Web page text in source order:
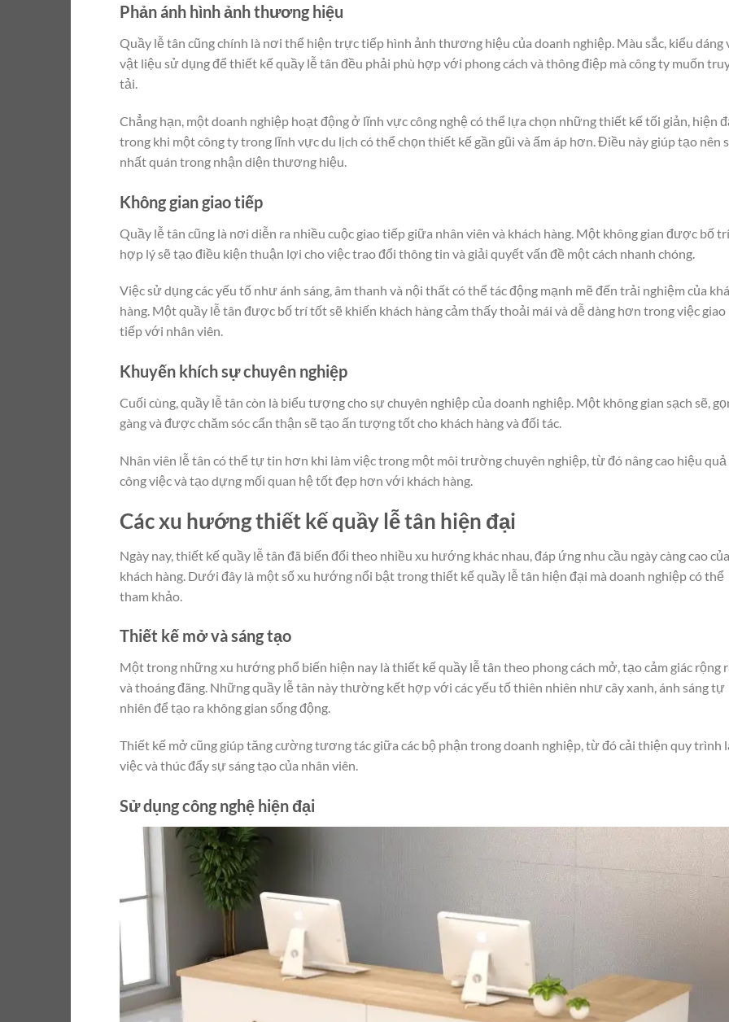
Phản ánh hình ảnh thương hiệu
Quầy lễ tân cũng chính là nơi thể hiện trực tiếp hình ảnh thương hiệu của doanh nghiệp. Màu sắc, kiểu dáng
vật liệu sử dụng để thiết kế quầy lễ tân đều phải phù hợp với phong cách và thông điệp mà công ty muốn
tải.
Chẳng hạn, một doanh nghiệp hoạt động ở lĩnh vực công nghệ có thể lựa chọn những thiết kế tối giản, hiện
trong khi một công ty trong lĩnh vực du lịch có thể chọn thiết kế gần gũi và ấm áp hơn. Điều này giúp tạo nên
nhất quán trong nhận diện thương hiệu.
Không gian giao tiếp
Quầy lễ tân cũng là nơi diễn ra nhiều cuộc giao tiếp giữa nhân viên và khách hàng. Một không gian được bố trí
hợp lý sẽ tạo điều kiện thuận lợi cho việc trao đổi thông tin và giải quyết vấn đề một cách nhanh chóng.
Việc sử dụng các yếu tố như ánh sáng, âm thanh và nội thất có thể tác động mạnh mẽ đến trải nghiệm của
hàng. Một quầy lễ tân được bố trí tốt sẽ khiến khách hàng cảm thấy thoải mái và dễ dàng hơn trong việc giao
tiếp với nhân viên.
Khuyến khích sự chuyên nghiệp
Cuối cùng, quầy lễ tân còn là biểu tượng cho sự chuyên nghiệp của doanh nghiệp. Một không gian sạch sẽ,
gàng và được chăm sóc cẩn thận sẽ tạo ấn tượng tốt cho khách hàng và đối tác.
Nhân viên lễ tân có thể tự tin hơn khi làm việc trong một môi trường chuyên nghiệp, từ đó nâng cao hiệu quả
công việc và tạo dựng mối quan hệ tốt đẹp hơn với khách hàng.
Các xu hướng thiết kế quầy lễ tân hiện đại
Ngày nay, thiết kế quầy lễ tân đã biến đổi theo nhiều xu hướng khác nhau, đáp ứng nhu cầu ngày càng cao của
khách hàng. Dưới đây là một số xu hướng nổi bật trong thiết kế quầy lễ tân hiện đại mà doanh nghiệp có thể
tham khảo.
Thiết kế mở và sáng tạo
Một trong những xu hướng phổ biến hiện nay là thiết kế quầy lễ tân theo phong cách mở, tạo cảm giác rộng
và thoáng đãng. Những quầy lễ tân này thường kết hợp với các yếu tố thiên nhiên như cây xanh, ánh sáng tự
nhiên để tạo ra không gian sống động.
Thiết kế mở cũng giúp tăng cường tương tác giữa các bộ phận trong doanh nghiệp, từ đó cải thiện quy trình
việc và thúc đẩy sự sáng tạo của nhân viên.
Sử dụng công nghệ hiện đại